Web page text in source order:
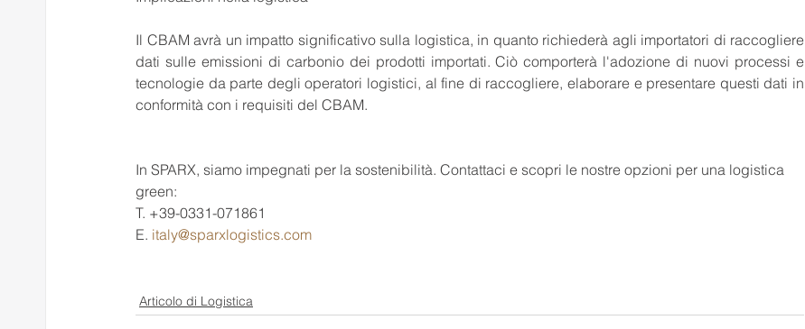
Il CBAM avrà un impatto significativo sulla logistica, in quanto richiederà agli importatori di raccogliere
dati sulle emissioni di carbonio dei prodotti importati. Ciò comporterà l'adozione di nuovi processi e
tecnologie da parte degli operatori logistici, al fine di raccogliere, elaborare e presentare questi dati in
conformità con i requisiti del CBAM.
In SPARX, siamo impegnati per la sostenibilità. Contattaci e scopri le nostre opzioni per una logistica
green:
T. +39-0331-071861
E. italy@sparxlogistics.com
Articolo di Logistica